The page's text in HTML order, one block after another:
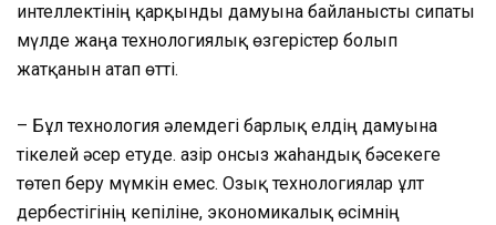
интеллектінің қарқынды дамуына байланысты сипаты
мүлде жаңа технологиялық өзгерістер болып
жатқанын атап өтті.
– Бұл технология әлемдегі барлық елдің дамуына
тікелей әсер етуде. Қазір онсыз жаһандық бәсекеге
төтеп беру мүмкін емес. Озық технологиялар ұлт
дербестігінің кепіліне, экономикалық өсімнің